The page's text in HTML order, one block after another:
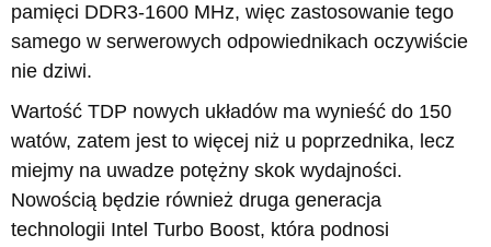
pamięci DDR3-1600 MHz, więc zastosowanie tego
samego w serwerowych odpowiednikach oczywiście
nie dziwi.
Wartość TDP nowych układów ma wynieść do 150
watów, zatem jest to więcej niż u poprzednika, lecz
miejmy na uwadze potężny skok wydajności.
Nowością będzie również druga generacja
technologii Intel Turbo Boost, która podnosi